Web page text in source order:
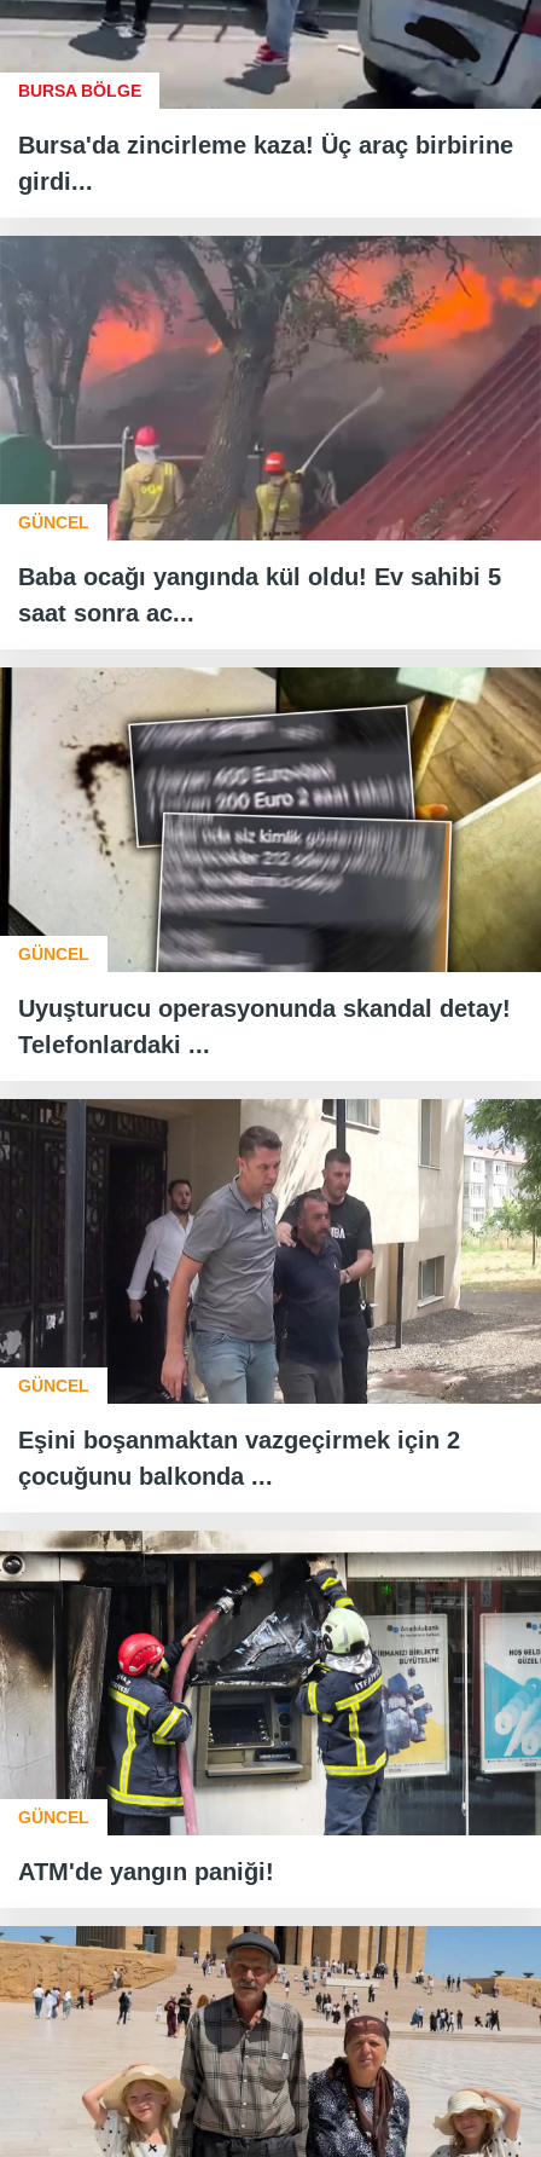
BURSA BÖLGE
Bursa'da zincirleme kaza! Üç araç birbirine
girdi...
GÜNCEL
Baba ocağı yangında kül oldu! Ev sahibi 5
saat sonra ac...
GÜNCEL
Uyuşturucu operasyonunda skandal detay!
Telefonlardaki ...
GÜNCEL
Eşini boşanmaktan vazgeçirmek için 2
çocuğunu balkonda ...
GÜNCEL
ATM'de yangın paniği!